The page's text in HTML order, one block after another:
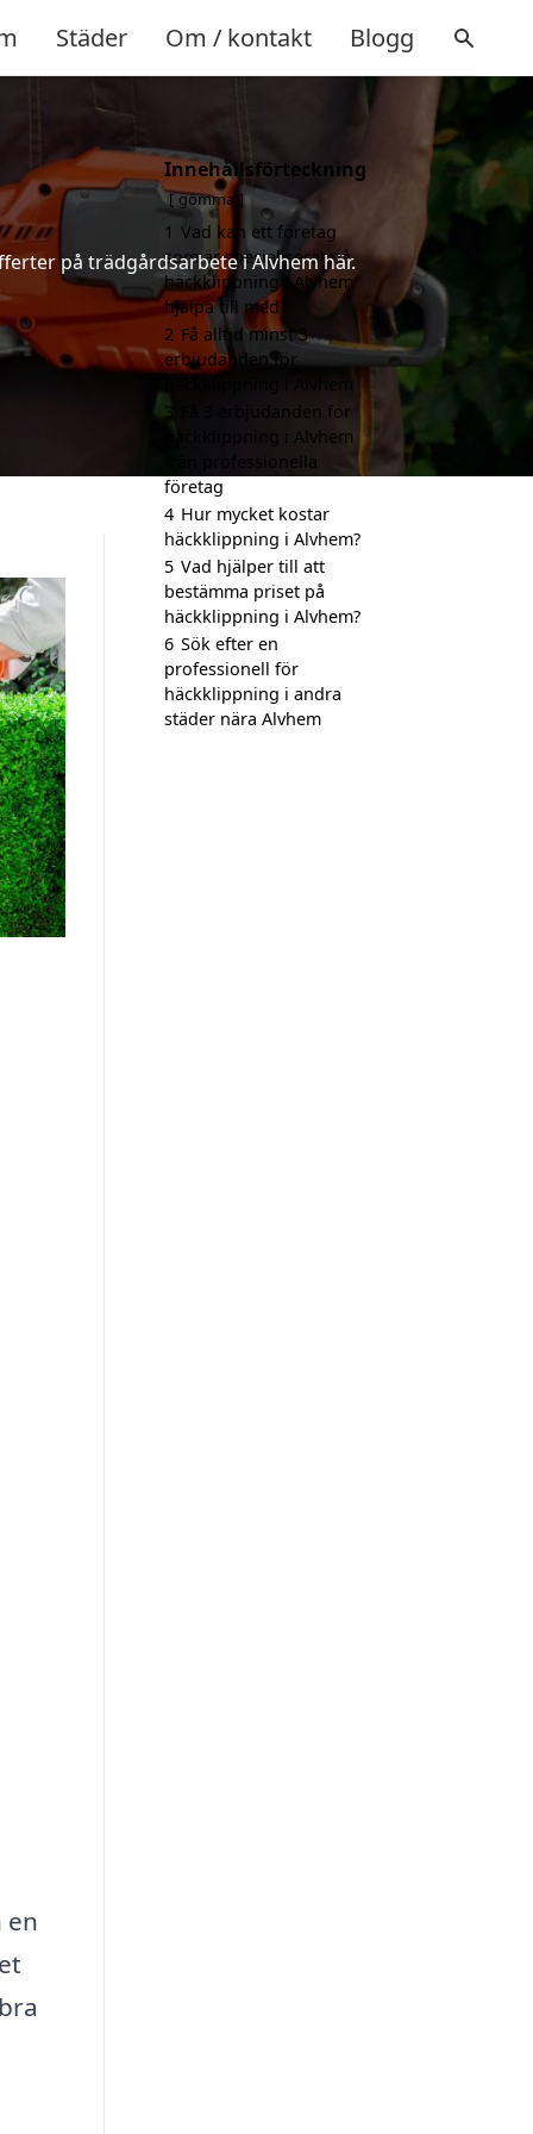
Städer Om / kontakt Blogg
på trädgårdsarbete i Alvhem här.
en
Innehållsförteckning
gömma
1 Vad kan ett företag
som är specialiserat på
häckklippning i Alvhem
hjälpa till med?
2 Få alltid minst 3
erbjudanden för
häckklippning i Alvhem
3
Få 3 erbjudanden för
häckklippning i Alvhem
från professionella
företag
4 Hur mycket kostar
häckklippning i Alvhem?
5 Vad hjälper till att
bestämma priset på
häckklippning i Alvhem?
6 Sök efter en
professionell för
häckklippning i andra
städer nära Alvhem